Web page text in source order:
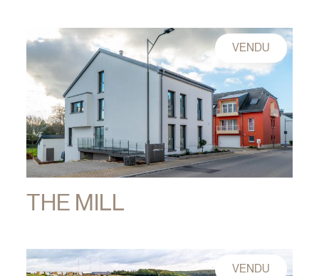
VENDU
THE MILL
VENDU